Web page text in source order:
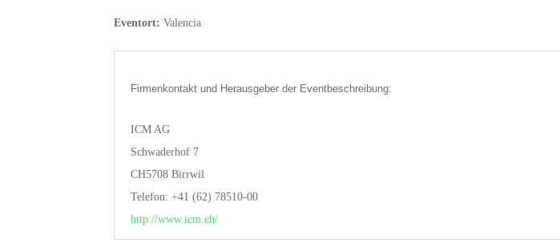
Eventort: Valencia
Firmenkontakt und Herausgeber der Eventbeschreibung:
ICM AG
Schwaderhof 7
CH5708 Birrwil
Telefon: +41 (62) 78510-00
http://www.icm.ch/